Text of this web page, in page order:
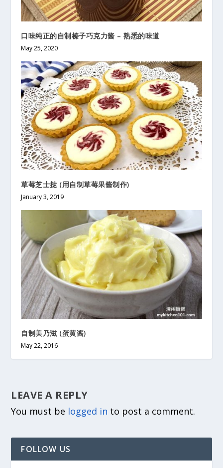
口味纯正的自制榛子巧克力酱 – 熟悉的味道
May 25, 2020
草莓芝士挞 (用自制草莓果酱制作)
January 3, 2019
自制美乃滋 (蛋黄酱)
May 22, 2016
LEAVE A REPLY
You must be logged in to post a comment.
FOLLOW US